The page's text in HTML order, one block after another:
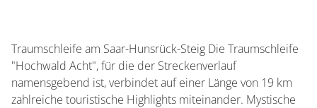
Traumschleife am Saar-Hunsrück-Steig Die Traumschleife
"Hochwald Acht", für die der Streckenverlauf
namensgebend ist, verbindet auf einer Länge von 19 km
zahlreiche touristische Highlights miteinander. Mystische